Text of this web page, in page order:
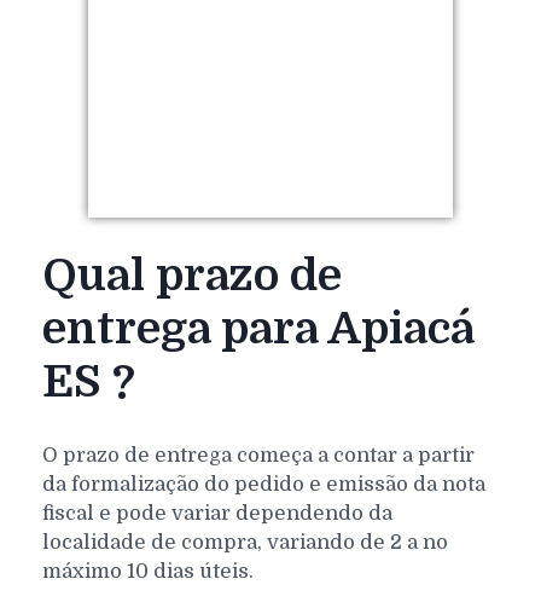
Qual prazo de
entrega para Apiacá
ES ?
O prazo de entrega começa a contar a partir
da formalização do pedido e emissão da nota
fiscal e pode variar dependendo da
localidade de compra, variando de 2 a no
máximo 10 dias úteis.